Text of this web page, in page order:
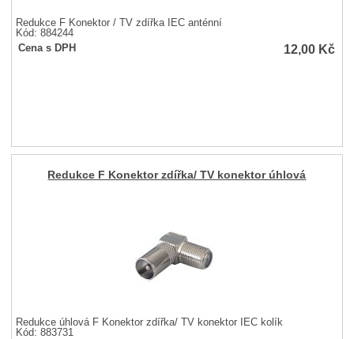
Redukce F Konektor / TV zdířka IEC anténní
Kód: 884244
Cena s DPH
12,00 Kč
Redukce F Konektor zdířka/ TV konektor úhlová
Redukce úhlová F Konektor zdířka/ TV konektor IEC kolík
Kód: 883731